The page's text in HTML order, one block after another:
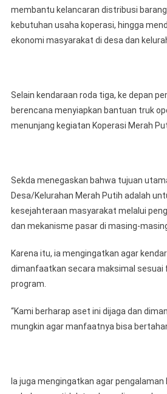
membantu kelancaran distribusi
kebutuhan usaha koperasi, hingga
ekonomi masyarakat di desa dan
Selain kendaraan roda tiga, ke depan
berencana menyiapkan bantuan truk
menunjang kegiatan Koperasi Merah
Sekda menegaskan bahwa tujuan
Desa/Kelurahan Merah Putih adalah
kesejahteraan masyarakat melalui
dan mekanisme pasar di masing-
Karena itu, ia mengingatkan agar
dimanfaatkan secara maksimal sesuai
program.
“Kami berharap aset ini dijaga dan
mungkin agar manfaatnya bisa
Ia juga mengingatkan agar